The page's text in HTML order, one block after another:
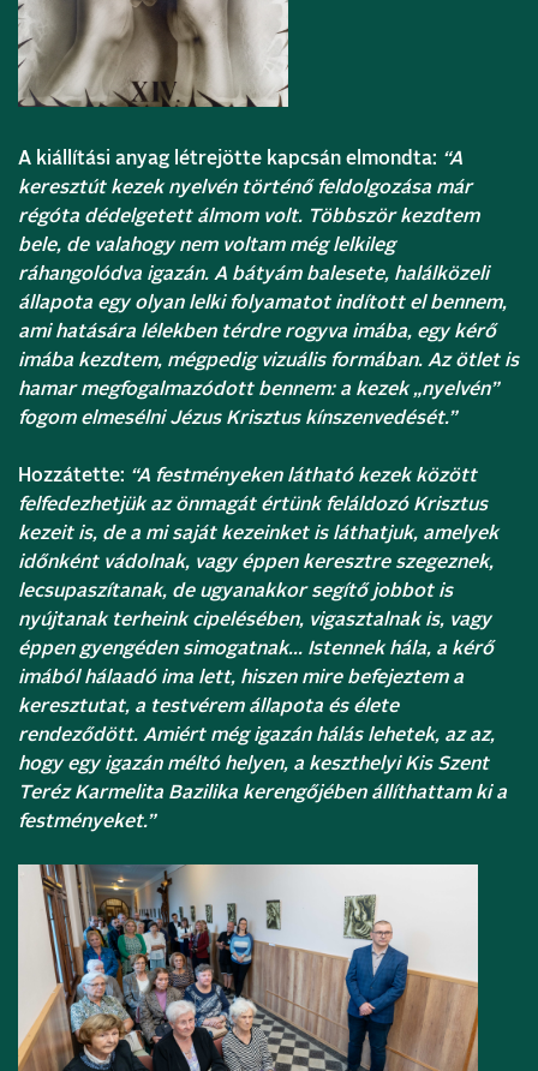
A kiállítási anyag létrejötte kapcsán elmondta: “A
keresztút kezek nyelvén történő feldolgozása már
régóta dédelgetett álmom volt. Többször kezdtem
bele, de valahogy nem voltam még lelkileg
ráhangolódva igazán. A bátyám balesete, halálközeli
állapota egy olyan lelki folyamatot indított el bennem,
ami hatására lélekben térdre rogyva imába, egy kérő
imába kezdtem, mégpedig vizuális formában. Az ötlet is
hamar megfogalmazódott bennem: a kezek „nyelvén”
fogom elmesélni Jézus Krisztus kínszenvedését.”
Hozzátette: “A festményeken látható kezek között
felfedezhetjük az önmagát értünk feláldozó Krisztus
kezeit is, de a mi saját kezeinket is láthatjuk, amelyek
időnként vádolnak, vagy éppen keresztre szegeznek,
lecsupaszítanak, de ugyanakkor segítő jobbot is
nyújtanak terheink cipelésében, vigasztalnak is, vagy
éppen gyengéden simogatnak… Istennek hála, a kérő
imából hálaadó ima lett, hiszen mire befejeztem a
keresztutat, a testvérem állapota és élete
rendeződött. Amiért még igazán hálás lehetek, az az,
hogy egy igazán méltó helyen, a keszthelyi Kis Szent
Teréz Karmelita Bazilika kerengőjében állíthattam ki a
festményeket.”